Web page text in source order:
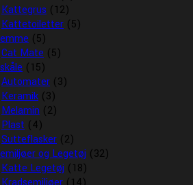
Kattegrus (12)
Kattetoiletter (5)
(5)
Cat Mate (5)
(15)
Automater (3)
Keramik (3)
Melamin (2)
Plast (4)
Sutteflasker (2)
og Legetøj (32)
Katte Legetøj (18)